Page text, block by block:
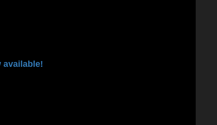
available!